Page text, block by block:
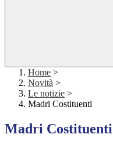
Home >
Novità >
Le notizie >
Madri Costituenti
Madri Costituenti